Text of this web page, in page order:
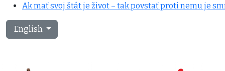
Ak mať svoj štát je život – tak povstať proti nemu je
Select your language
English